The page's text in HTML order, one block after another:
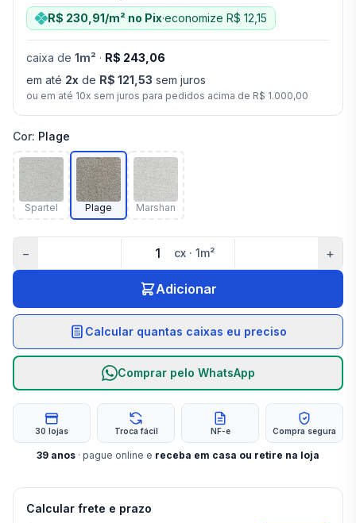
R$ 230,91/m² no Pix·economize R$ 12,15
caixa de 1m² · R$ 243,06
em até 2x de R$ 121,53 sem juros
ou em até 10x sem juros para pedidos acima de R$ 1.000,00
Cor: Plage
Spartel Plage Marshan
− cx· 1m² +
Adicionar
Calcular quantas caixas eu preciso
Comprar pelo WhatsApp
30 lojas Troca fácil NF-e Compra segura
39 anos · pague online e receba em casa ou retire na loja
Calcular frete e prazo